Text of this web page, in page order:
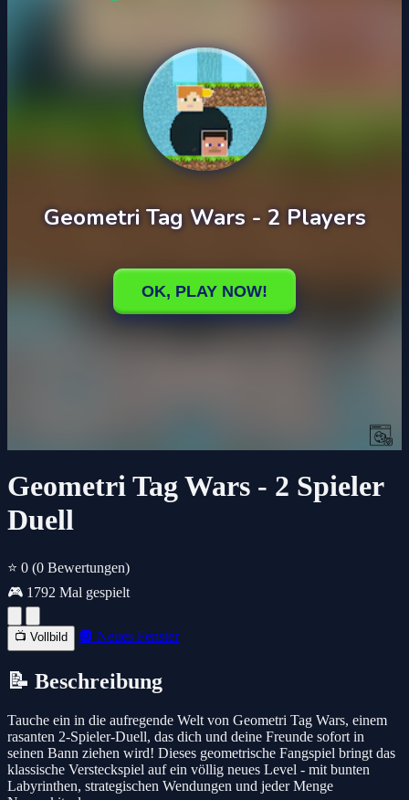
Geometri Tag Wars - 2 Spieler
Duell
⭐ 0 (0 Bewertungen)
🎮 1792 Mal gespielt
📺 Vollbild 🔲 Neues Fenster
📝 Beschreibung
Tauche ein in die aufregende Welt von Geometri Tag Wars, einem
rasanten 2-Spieler-Duell, das dich und deine Freunde sofort in
seinen Bann ziehen wird! Dieses geometrische Fangspiel bringt das
klassische Versteckspiel auf ein völlig neues Level - mit bunten
Labyrinthen, strategischen Wendungen und jeder Menge